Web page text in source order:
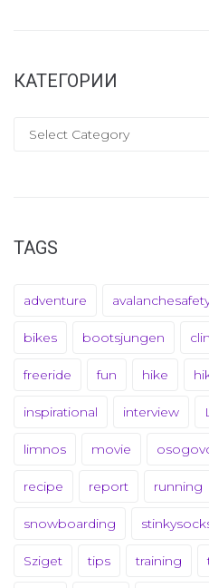
КАТЕГОРИИ
TAGS
adventure
bikes bootsjungen
freeride fun hike
inspirational interview
limnos movie
recipe report running
snowboarding
Sziget tips training